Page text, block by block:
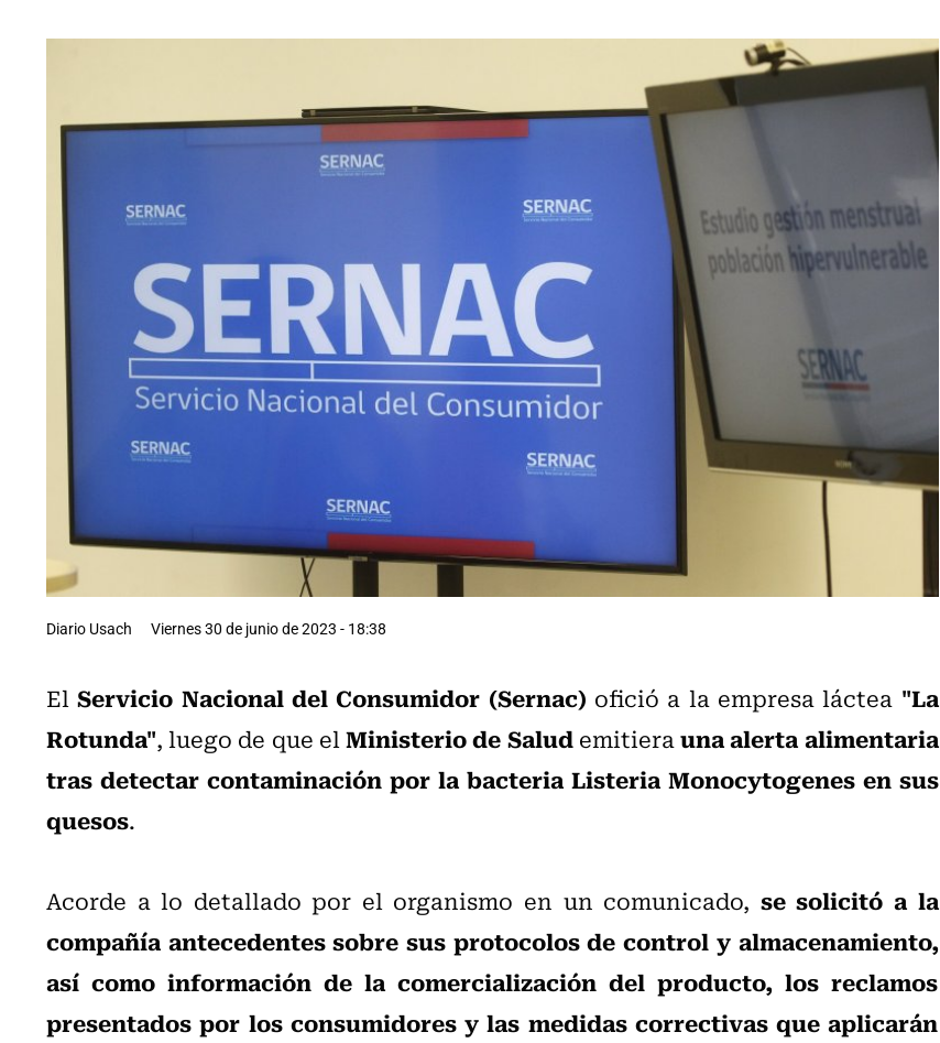
Diario Usach Viernes 30 de junio de 2023 - 18:38
ElServicio Nacional del Consumidor (Sernac) ofició a la empresa láctea "La
Rotunda", luego de que elMinisterio de Saludemitierauna alerta alimentaria
tras detectar contaminación por la bacteria Listeria Monocytogenes en sus
quesos.
Acorde a lo detallado por el organismo en un comunicado, se solicitó a la
compañía antecedentes sobre sus protocolos de control y almacenamiento,
así como información de la comercialización del producto, los reclamos
presentados por los consumidores y las medidas correctivas que aplicarán